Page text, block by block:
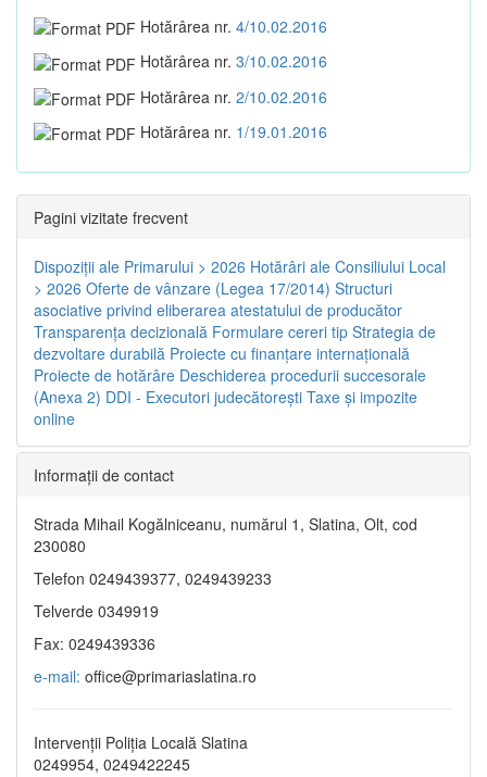
Hotărârea nr. 4/10.02.2016
Hotărârea nr. 3/10.02.2016
Hotărârea nr. 2/10.02.2016
Hotărârea nr. 1/19.01.2016
Pagini vizitate frecvent
Dispoziţii ale Primarului > 2026 Hotărâri ale Consiliului Local
> 2026 Oferte de vânzare (Legea 17/2014) Structuri
asociative privind eliberarea atestatului de producător
Transparenţa decizională Formulare cereri tip Strategia de
dezvoltare durabilă Proiecte cu finanţare internaţională
Proiecte de hotărâre Deschiderea procedurii succesorale
(Anexa 2) DDI - Executori judecătorești Taxe şi impozite
online
Informaţii de contact
Strada Mihail Kogălniceanu, numărul 1, Slatina, Olt, cod
230080
Telefon 0249439377, 0249439233
Telverde 0349919
Fax: 0249439336
e-mail: office@primariaslatina.ro
Intervenții Poliția Locală Slatina
0249954, 0249422245